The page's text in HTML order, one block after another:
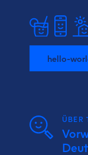
hello-
ÜBER